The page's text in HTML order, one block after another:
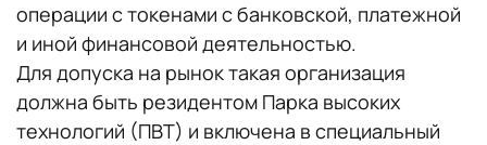
операции с токенами с банковской, платежной
и иной финансовой деятельностью.
Для допуска на рынок такая организация
должна быть резидентом Парка высоких
технологий (ПВТ) и включена в специальный